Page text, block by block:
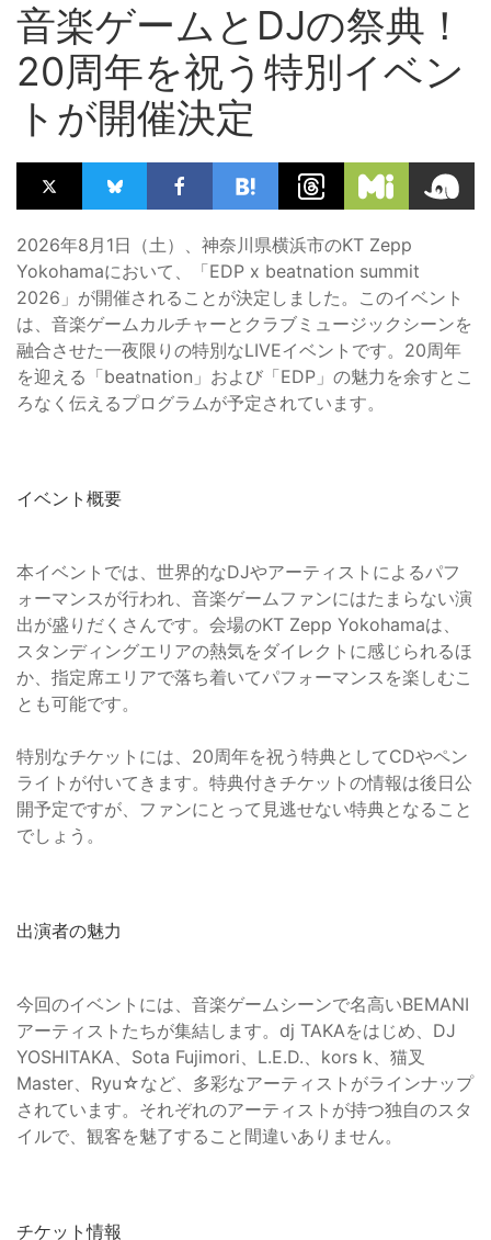
音楽ゲームとDJの祭典！
20周年を祝う特別イベン
トが開催決定
2026年8月1日（土）、神奈川県横浜市のKT Zepp
Yokohamaにおいて、「EDP x beatnation summit
2026」が開催されることが決定しました。このイベント
は、音楽ゲームカルチャーとクラブミュージックシーンを
融合させた一夜限りの特別なLIVEイベントです。20周年
を迎える「beatnation」および「EDP」の魅力を余すとこ
ろなく伝えるプログラムが予定されています。
イベント概要
本イベントでは、世界的なDJやアーティストによるパフ
ォーマンスが行われ、音楽ゲームファンにはたまらない演
出が盛りだくさんです。会場のKT Zepp Yokohamaは、
スタンディングエリアの熱気をダイレクトに感じられるほ
か、指定席エリアで落ち着いてパフォーマンスを楽しむこ
とも可能です。
特別なチケットには、20周年を祝う特典としてCDやペン
ライトが付いてきます。特典付きチケットの情報は後日公
開予定ですが、ファンにとって見逃せない特典となること
でしょう。
出演者の魅力
今回のイベントには、音楽ゲームシーンで名高いBEMANI
アーティストたちが集結します。dj TAKAをはじめ、DJ
YOSHITAKA、Sota Fujimori、L.E.D.、kors k、猫叉
Master、Ryu☆など、多彩なアーティストがラインナップ
されています。それぞれのアーティストが持つ独自のスタ
イルで、観客を魅了すること間違いありません。
チケット情報